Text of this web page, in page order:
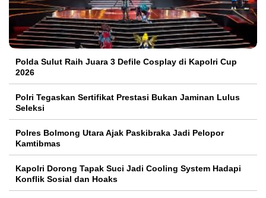
Polda Sulut Raih Juara 3 Defile Cosplay di Kapolri Cup
2026
Polri Tegaskan Sertifikat Prestasi Bukan Jaminan Lulus
Seleksi
Polres Bolmong Utara Ajak Paskibraka Jadi Pelopor
Kamtibmas
Kapolri Dorong Tapak Suci Jadi Cooling System Hadapi
Konflik Sosial dan Hoaks